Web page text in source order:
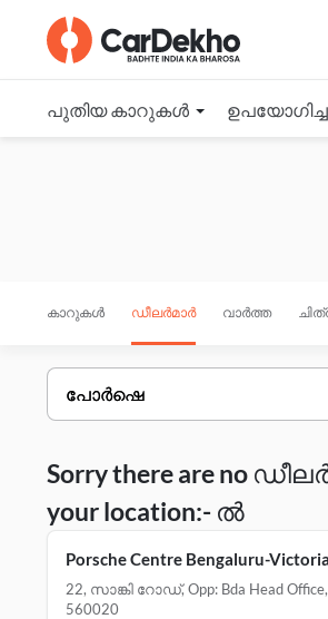
പുതിയ കാറുകൾ
കാറുകൾ ഡീലർമാർ വാർത്ത
Sorry there are no
your location:- ൽ
Porsche Centre Bengaluru-
22, സാങ്കി റോഡ്, Opp: Bda Head
560020